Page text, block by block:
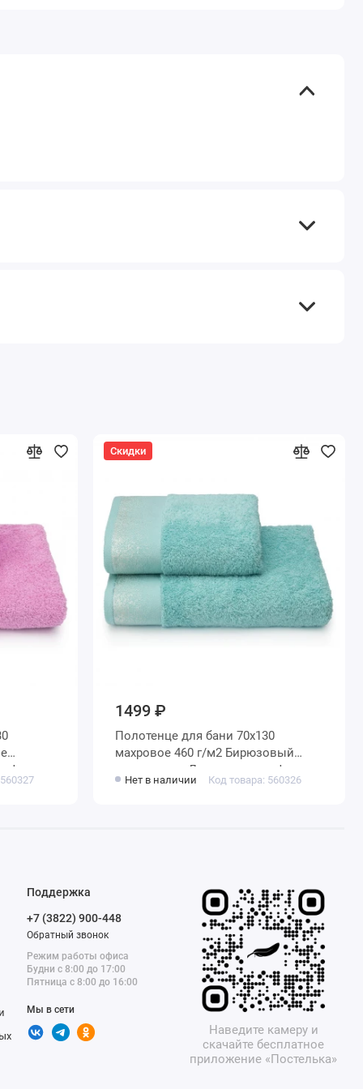
Скидки
1499 ₽
Полотенце для бани 70х130
махровое 460 г/м2 Бирюзовый
однотонное Донецкая мануфактура
Via Lattea
Нет в наличии Код товара: 560326
Поддержка
+7 (3822) 900-448
Обратный звонок
Режим работы офиса
Будни с 8:00 до 17:00
Пятница с 8:00 до 16:00
Мы в сети
Наведите камеру и
скачайте бесплатное
приложение «Постелька»